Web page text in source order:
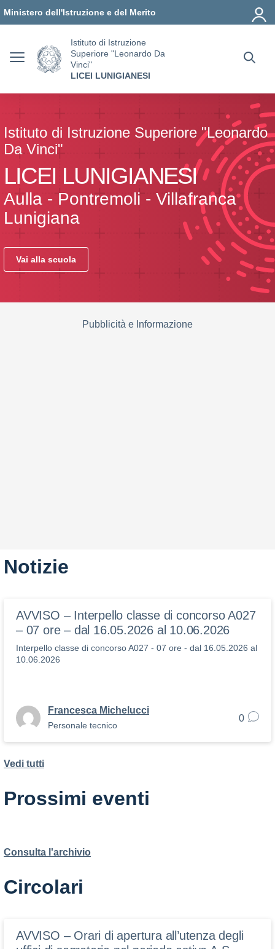
Ministero dell'Istruzione e del Merito
Istituto di Istruzione
Superiore "Leonardo Da
Vinci"
LICEI LUNIGIANESI
Istituto di Istruzione Superiore "Leonardo
Da Vinci"
LICEI LUNIGIANESI
Aulla - Pontremoli - Villafranca
Lunigiana
Vai alla scuola
Pubblicità e Informazione
Notizie
AVVISO – Interpello classe di concorso A027
– 07 ore – dal 16.05.2026 al 10.06.2026
Interpello classe di concorso A027 - 07 ore - dal 16.05.2026 al
10.06.2026
Francesca Michelucci
Personale tecnico
0
Vedi tutti
Prossimi eventi
Consulta l'archivio
Circolari
AVVISO – Orari di apertura all’utenza degli